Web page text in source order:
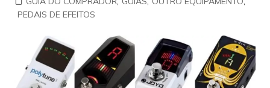
PEDAIS DE EFEITOS